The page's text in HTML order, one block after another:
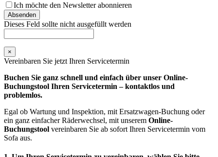
Ich möchte den Newsletter abonnieren
Absenden
Dieses Feld sollte nicht ausgefüllt werden
×
Vereinbaren Sie jetzt Ihren Servicetermin
Buchen Sie ganz schnell und einfach über unser Online-
Buchungstool Ihren Servicetermin – kontaktlos und
problemlos.
Egal ob Wartung und Inspektion, mit Ersatzwagen-Buchung oder
ein ganz einfacher Räderwechsel, mit unserem Online-
Buchungstool vereinbaren Sie ab sofort Ihren Servicetermin vom
Sofa aus.